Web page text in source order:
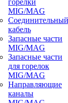
горелки
MIG/MAG
Соединительный
кабель
Запасные части
MIG/MAG
Запасные части
для горелок
MIG/MAG
Направляющие
каналы